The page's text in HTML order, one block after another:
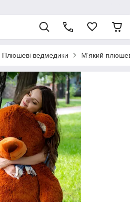
Плюшеві ведмедики М'який